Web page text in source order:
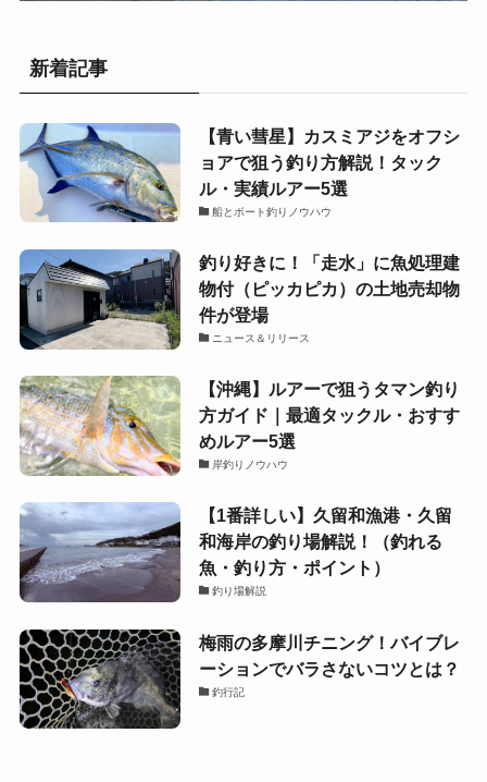
新着記事
【青い彗星】カスミアジをオフシ
ョアで狙う釣り方解説！タック
ル・実績ルアー5選
船とボート釣りノウハウ
釣り好きに！「走水」に魚処理建
物付（ピッカピカ）の土地売却物
件が登場
ニュース＆リリース
【沖縄】ルアーで狙うタマン釣り
方ガイド｜最適タックル・おすす
めルアー5選
岸釣りノウハウ
【1番詳しい】久留和漁港・久留
和海岸の釣り場解説！（釣れる
魚・釣り方・ポイント）
釣り場解説
梅雨の多摩川チニング！バイブレ
ーションでバラさないコツとは？
釣行記